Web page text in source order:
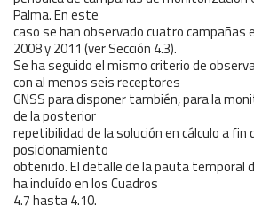
Palma. En este
caso se han observado cuatro campañas
2008 y 2011 (ver Sección 4.3).
Se ha seguido el mismo criterio de
con al menos seis receptores
GNSS para disponer también, para la
de la posterior
repetibilidad de la solución en cálculo a fin
posicionamiento
obtenido. El detalle de la pauta temporal
ha incluído en los Cuadros
4.7 hasta 4.10.